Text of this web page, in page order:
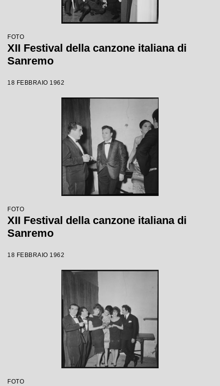
FOTO
XII Festival della canzone italiana di
Sanremo
18 FEBBRAIO 1962
FOTO
XII Festival della canzone italiana di
Sanremo
18 FEBBRAIO 1962
FOTO